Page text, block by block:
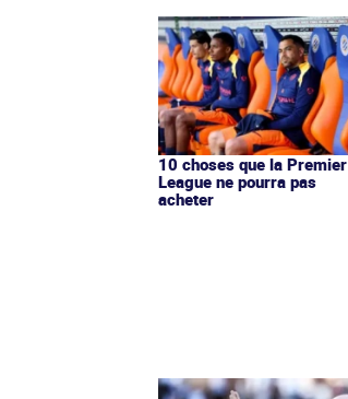
10 choses que la Premier
League ne pourra pas
acheter